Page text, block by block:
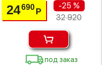
24690 Р
-25 %
32 920
под заказ